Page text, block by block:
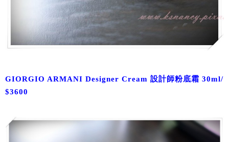
GIORGIO ARMANI Designer Cream 設計師粉底霜 30ml/
$3600